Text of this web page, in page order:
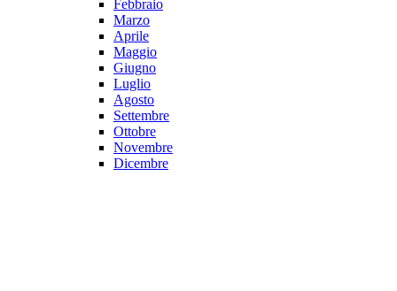
Febbraio
Marzo
Aprile
Maggio
Giugno
Luglio
Agosto
Settembre
Ottobre
Novembre
Dicembre